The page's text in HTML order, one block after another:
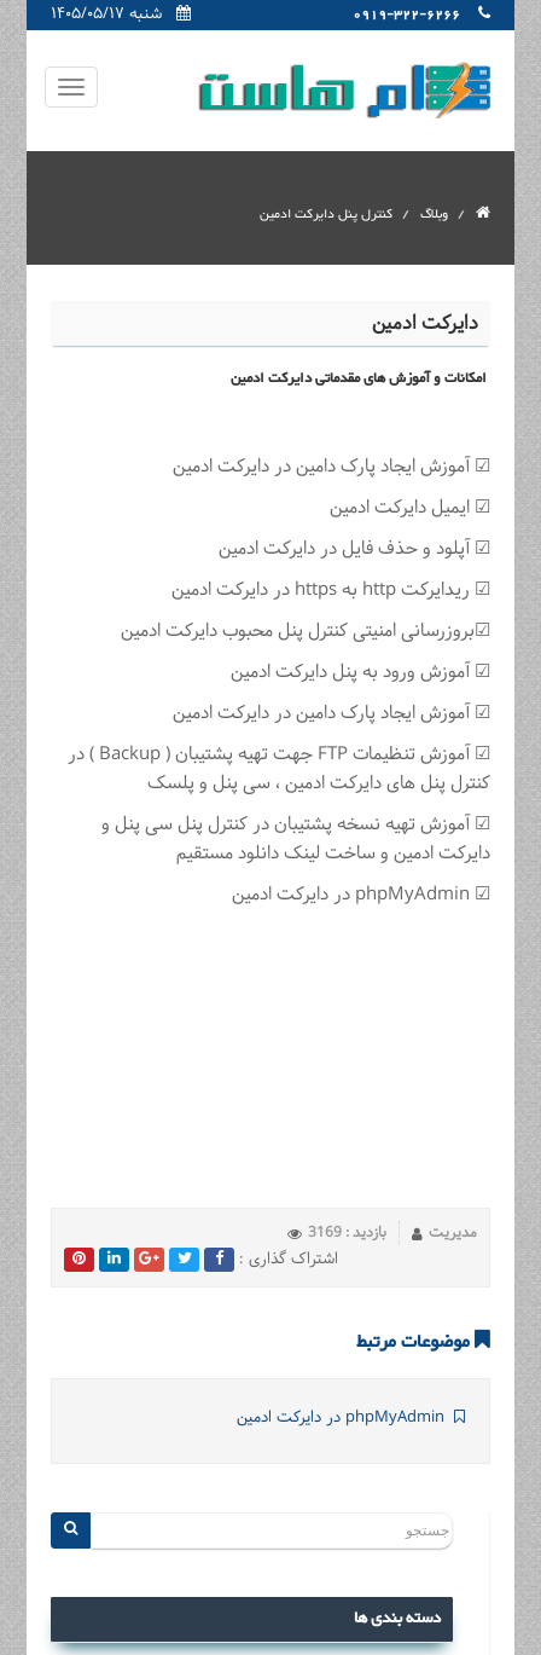
شنبه ۱۴۰۵/۰۵/۱۷ 0919-322-6266
وبلاگ کنترل پنل دایرکت ادمین
دایرکت ادمین
امکانات و آموزش های مقدماتی دایرکت ادمین
☑ آموزش ایجاد پارک دامین در دایرکت ادمین
☑ ایمیل دایرکت ادمین
☑ آپلود و حذف فایل در دایرکت ادمین
☑ ریدایرکت http به https در دایرکت ادمین
☑بروزرسانی امنیتی کنترل پنل محبوب دایرکت ادمین
☑ آموزش ورود به پنل دایرکت ادمین
☑ آموزش ایجاد پارک دامین در دایرکت ادمین
☑ آموزش تنظیمات FTP جهت تهیه پشتیبان ( Backup ) در
کنترل پنل های دایرکت ادمین ، سی پنل و پلسک
☑ آموزش تهیه نسخه پشتیبان در کنترل پنل سی پنل و
دایرکت ادمین و ساخت لینک دانلود‬ مستقیم
☑ phpMyAdmin در دایرکت ادمین
مدیریت بازدید : 3169
اشتراک گذاری :
موضوعات مرتبط
دسته بندی ها